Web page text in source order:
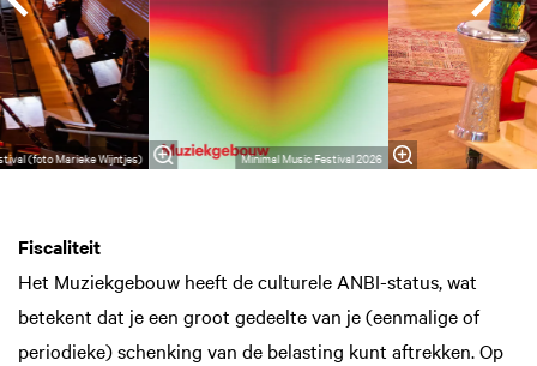
(foto Marieke Wijntjes) Minimal Music Festival 2026
Fiscaliteit
Het Muziekgebouw heeft de culturele ANBI-status, wat
betekent dat je een groot gedeelte van je (eenmalige of
periodieke) schenking van de belasting kunt aftrekken. Op